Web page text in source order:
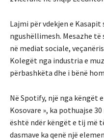
Lajmi për vdekjen e
ngushëllimesh. Mesazhe
në mediat sociale,
Kolegët nga industria e
përbashkëta dhe i bënë
Në Spotify, një nga këngët
Kosovare », ka pothuajse
është ndër këngët e tij më
dasmave ka qenë një